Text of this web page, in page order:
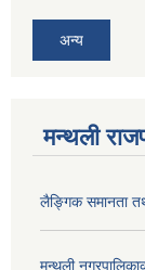
अन्य
मन्थली
लैङ्गिक समानता
मन्थली